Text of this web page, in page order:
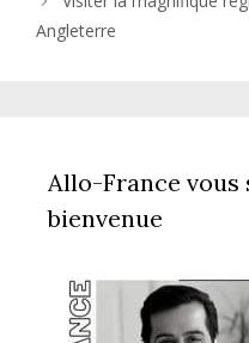
Angleterre
Allo-France vous
bienvenue